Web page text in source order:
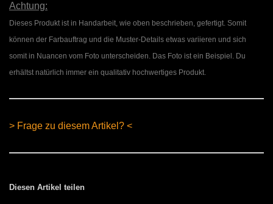
Achtung:
Dieses Produkt ist in Handarbeit, wie oben beschrieben, gefertigt. Somit
können der Farbauftrag und die Muster-Details etwas variieren und sich
somit in Nuancen vom Foto unterscheiden. Das Foto ist ein Beispiel. Du
erhältst natürlich immer ein qualitativ hochwertiges Produkt.
> Frage zu diesem Artikel? <
Diesen Artikel teilen